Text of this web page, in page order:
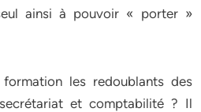
ainsi à pouvoir « porter »
les redoublants des
et comptabilité ? Il